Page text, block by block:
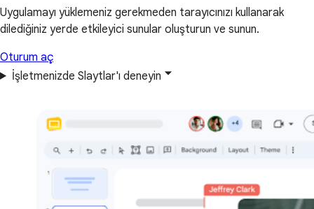
Uygulamayı yüklemeniz gerekmeden tarayıcınızı kullanarak
dilediğiniz yerde etkileyici sunular oluşturun ve sunun.
Oturum aç
İşletmenizde Slaytlar'ı deneyin